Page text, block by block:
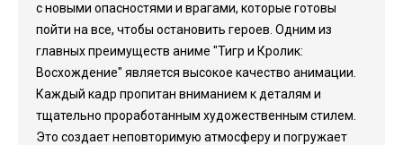
с новыми опасностями и врагами, которые готовы
пойти на все, чтобы остановить героев. Одним из
главных преимуществ аниме "Тигр и Кролик:
Восхождение" является высокое качество анимации.
Каждый кадр пропитан вниманием к деталям и
тщательно проработанным художественным стилем.
Это создает неповторимую атмосферу и погружает